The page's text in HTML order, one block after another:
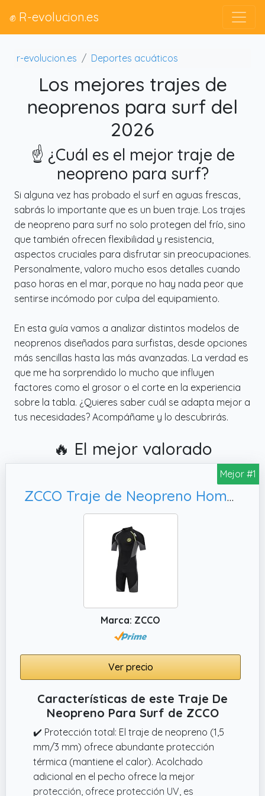
✊ R-evolucion.es
r-evolucion.es Deportes acuáticos
Los mejores trajes de
neoprenos para surf del
2026
☝️ ¿Cuál es el mejor traje de
neopreno para surf?
Si alguna vez has probado el surf en aguas frescas,
sabrás lo importante que es un buen traje. Los trajes
de neopreno para surf no solo protegen del frío, sino
que también ofrecen flexibilidad y resistencia,
aspectos cruciales para disfrutar sin preocupaciones.
Personalmente, valoro mucho esos detalles cuando
paso horas en el mar, porque no hay nada peor que
sentirse incómodo por culpa del equipamiento.
En esta guía vamos a analizar distintos modelos de
neoprenos diseñados para surfistas, desde opciones
más sencillas hasta las más avanzadas. La verdad es
que me ha sorprendido lo mucho que influyen
factores como el grosor o el corte en la experiencia
sobre la tabla. ¿Quieres saber cuál se adapta mejor a
tus necesidades? Acompáñame y lo descubrirás.
🔥 El mejor valorado
Mejor #1
ZCCO Traje de Neopreno Hombre 1,5 mm Buceo Surf Pesca Submarina L
Marca: ZCCO
Ver precio
Características de este Traje De
Neopreno Para Surf de ZCCO
✔️ Protección total: El traje de neopreno (1,5
mm/3 mm) ofrece abundante protección
térmica (mantiene el calor). Acolchado
adicional en el pecho ofrece la mejor
protección, ofrece protección UV, es